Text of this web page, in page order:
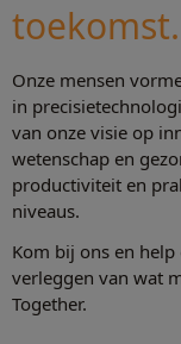
toekomst.
Onze mensen
in
van onze visie op
wetenschap en
productiviteit en
niveaus.
Kom bij ons en
verleggen van wat
Together.